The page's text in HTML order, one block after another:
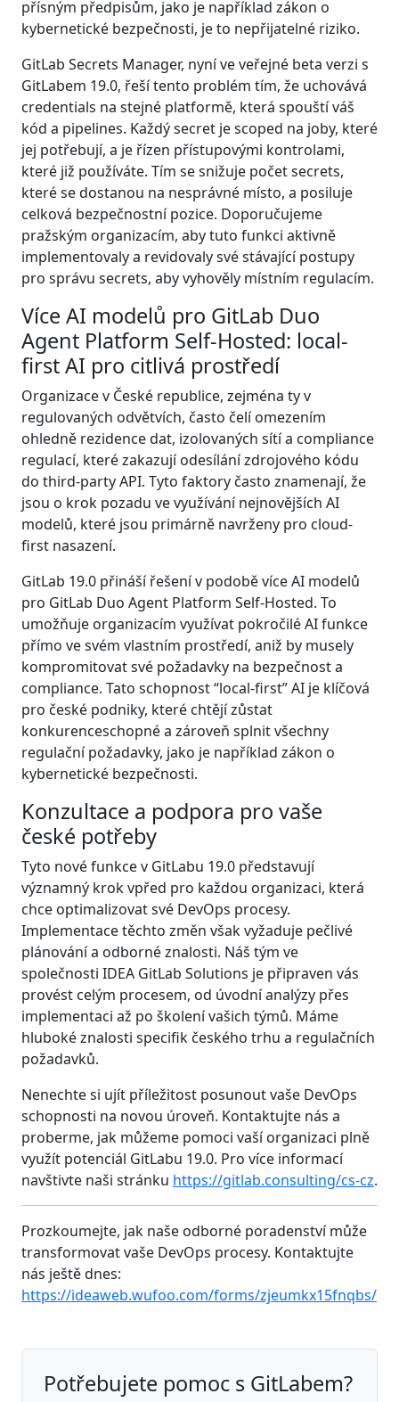
přísným předpisům, jako je například zákon o
kybernetické bezpečnosti, je to nepřijatelné riziko.
GitLab Secrets Manager, nyní ve veřejné beta verzi s
GitLabem 19.0, řeší tento problém tím, že uchovává
credentials na stejné platformě, která spouští váš
kód a pipelines. Každý secret je scoped na joby, které
jej potřebují, a je řízen přístupovými kontrolami,
které již používáte. Tím se snižuje počet secrets,
které se dostanou na nesprávné místo, a posiluje
celková bezpečnostní pozice. Doporučujeme
pražským organizacím, aby tuto funkci aktivně
implementovaly a revidovaly své stávající postupy
pro správu secrets, aby vyhověly místním regulacím.
Více AI modelů pro GitLab Duo
Agent Platform Self-Hosted: local-
first AI pro citlivá prostředí
Organizace v České republice, zejména ty v
regulovaných odvětvích, často čelí omezením
ohledně rezidence dat, izolovaných sítí a compliance
regulací, které zakazují odesílání zdrojového kódu
do third-party API. Tyto faktory často znamenají, že
jsou o krok pozadu ve využívání nejnovějších AI
modelů, které jsou primárně navrženy pro cloud-
first nasazení.
GitLab 19.0 přináší řešení v podobě více AI modelů
pro GitLab Duo Agent Platform Self-Hosted. To
umožňuje organizacím využívat pokročilé AI funkce
přímo ve svém vlastním prostředí, aniž by musely
kompromitovat své požadavky na bezpečnost a
compliance. Tato schopnost “local-first” AI je klíčová
pro české podniky, které chtějí zůstat
konkurenceschopné a zároveň splnit všechny
regulační požadavky, jako je například zákon o
kybernetické bezpečnosti.
Konzultace a podpora pro vaše
české potřeby
Tyto nové funkce v GitLabu 19.0 představují
významný krok vpřed pro každou organizaci, která
chce optimalizovat své DevOps procesy.
Implementace těchto změn však vyžaduje pečlivé
plánování a odborné znalosti. Náš tým ve
společnosti IDEA GitLab Solutions je připraven vás
provést celým procesem, od úvodní analýzy přes
implementaci až po školení vašich týmů. Máme
hluboké znalosti specifik českého trhu a regulačních
požadavků.
Nenechte si ujít příležitost posunout vaše DevOps
schopnosti na novou úroveň. Kontaktujte nás a
proberme, jak můžeme pomoci vaší organizaci plně
využít potenciál GitLabu 19.0. Pro více informací
navštivte naši stránku https://gitlab.consulting/cs-cz.
Prozkoumejte, jak naše odborné poradenství může
transformovat vaše DevOps procesy. Kontaktujte
nás ještě dnes:
https://ideaweb.wufoo.com/forms/zjeumkx15fnqbs/
Potřebujete pomoc s GitLabem?